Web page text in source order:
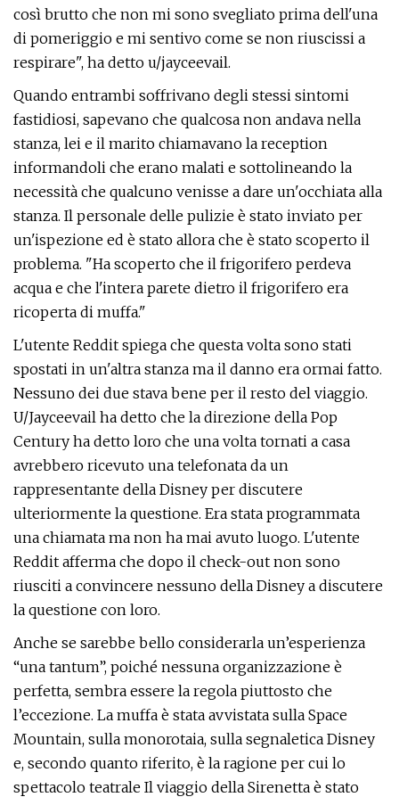
così brutto che non mi sono svegliato prima dell'una
di pomeriggio e mi sentivo come se non riuscissi a
respirare", ha detto u/jayceevail.
Quando entrambi soffrivano degli stessi sintomi
fastidiosi, sapevano che qualcosa non andava nella
stanza, lei e il marito chiamavano la reception
informandoli che erano malati e sottolineando la
necessità che qualcuno venisse a dare un'occhiata alla
stanza. Il personale delle pulizie è stato inviato per
un'ispezione ed è stato allora che è stato scoperto il
problema. "Ha scoperto che il frigorifero perdeva
acqua e che l'intera parete dietro il frigorifero era
ricoperta di muffa."
L'utente Reddit spiega che questa volta sono stati
spostati in un'altra stanza ma il danno era ormai fatto.
Nessuno dei due stava bene per il resto del viaggio.
U/Jayceevail ha detto che la direzione della Pop
Century ha detto loro che una volta tornati a casa
avrebbero ricevuto una telefonata da un
rappresentante della Disney per discutere
ulteriormente la questione. Era stata programmata
una chiamata ma non ha mai avuto luogo. L'utente
Reddit afferma che dopo il check-out non sono
riusciti a convincere nessuno della Disney a discutere
la questione con loro.
Anche se sarebbe bello considerarla un’esperienza
“una tantum”, poiché nessuna organizzazione è
perfetta, sembra essere la regola piuttosto che
l’eccezione. La muffa è stata avvistata sulla Space
Mountain, sulla monorotaia, sulla segnaletica Disney
e, secondo quanto riferito, è la ragione per cui lo
spettacolo teatrale Il viaggio della Sirenetta è stato